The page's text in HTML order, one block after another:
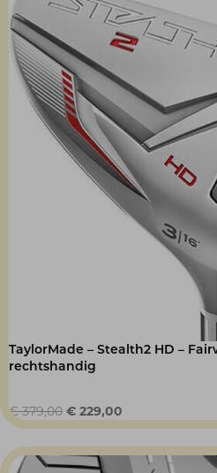
TaylorMade – Stealth2 HD –
rechtshandig
€379,00 Oorspronkelijke
prijs
was:
€ 379,00.
€ 229,00
prijs
is:
€ 229,00.